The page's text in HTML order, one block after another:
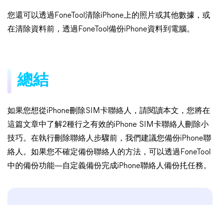
您還可以透過FoneTool清除iPhone上的照片或其他數據，或
在清除資料前，透過FoneTool備份iPhone資料到電腦。
總結
如果您想從iPhone刪除SIM卡聯絡人，請閱讀本文，您將在
這篇文章中了解2種行之有效的iPhone SIM卡聯絡人刪除小
技巧。在執行刪除聯絡人步驟前，我們建議您備份iPhone聯
絡人。如果您不確定備份聯絡人的方法，可以透過FoneTool
中的備份功能—自定義備份完成iPhone聯絡人備份扥任務。